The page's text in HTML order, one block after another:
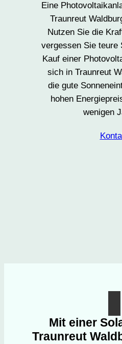
Eine
Traunreut
Nutzen Sie die
vergessen Sie teure
Kauf einer
sich in Traunreut
die gute
hohen
wenigen
Mit einer
Traunreut